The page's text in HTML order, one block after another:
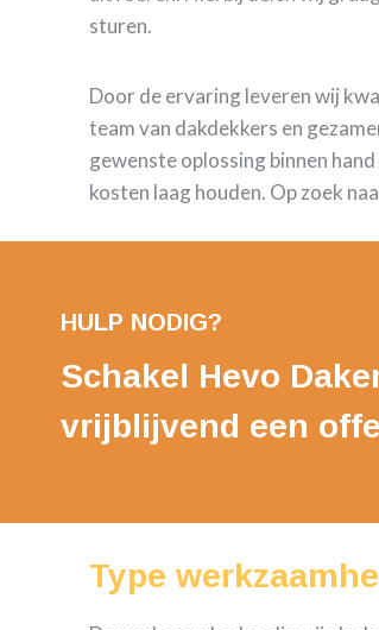
sturen.
Door de ervaring leveren wij
team van dakdekkers en
gewenste oplossing binnen
kosten laag houden. Op zoek
HULP NODIG?
Schakel Hevo
vrijblijvend een
Type